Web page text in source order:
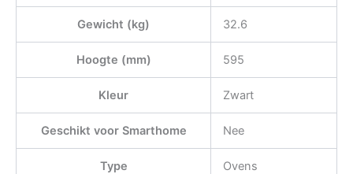
Gewicht (kg) 32.6
Hoogte (mm) 595
Kleur Zwart
Geschikt voor Smarthome Nee
Type Ovens